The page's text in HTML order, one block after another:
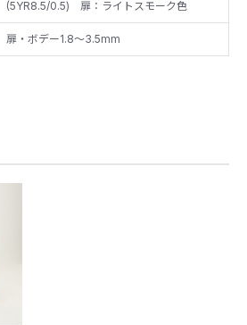
(5YR8.5/0.5) 扉：ライトスモーク色
扉・ボデー1.8〜3.5mm